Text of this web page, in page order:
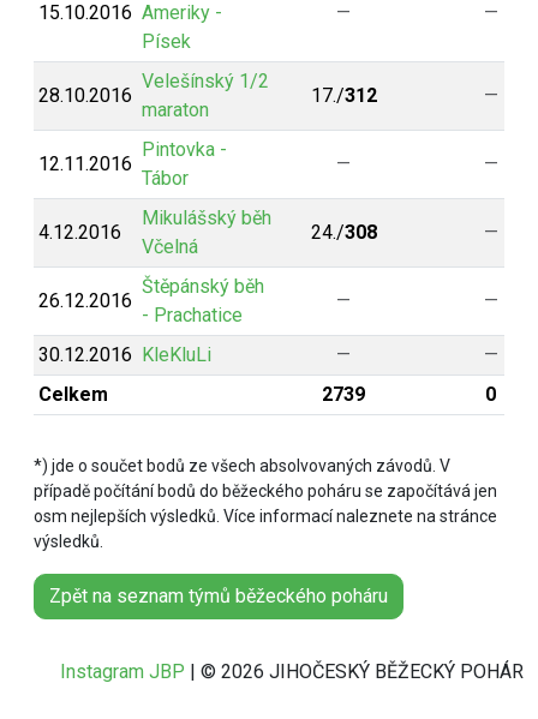
15.10.2016 Ameriky -
Písek
— —
28.10.2016
Velešínský 1/2
maraton
17./312 —
12.11.2016
Pintovka -
Tábor
— —
4.12.2016
Mikulášský běh
Včelná
24./308 —
26.12.2016
Štěpánský běh
- Prachatice
— —
30.12.2016 KleKluLi —
—
Celkem
2739 0
*) jde o součet bodů ze všech absolvovaných závodů. V
případě počítání bodů do běžeckého poháru se započítává jen
osm nejlepších výsledků. Více informací naleznete na stránce
výsledků.
Zpět na seznam týmů běžeckého poháru
Instagram JBP | © 2026 JIHOČESKÝ BĚŽECKÝ POHÁR